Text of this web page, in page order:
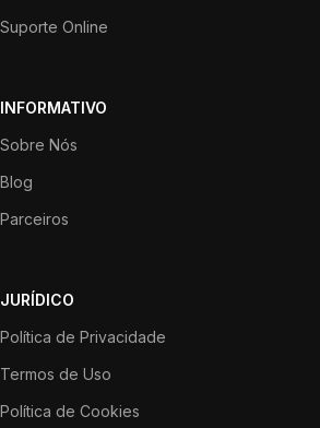
Suporte Online
INFORMATIVO
Sobre Nós
Blog
Parceiros
JURÍDICO
Política de Privacidade
Termos de Uso
Política de Cookies